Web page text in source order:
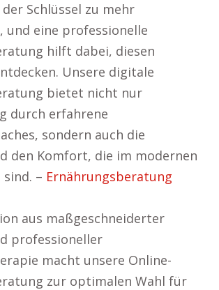
Schlüssel zu mehr
und eine professionelle
hilft dabei, diesen
Unsere digitale
bietet nicht nur
durch erfahrene
sondern auch die
den Komfort, die im modernen
– Ernährungsberatung
aus maßgeschneiderter
professioneller
macht unsere Online-
zur optimalen Wahl für